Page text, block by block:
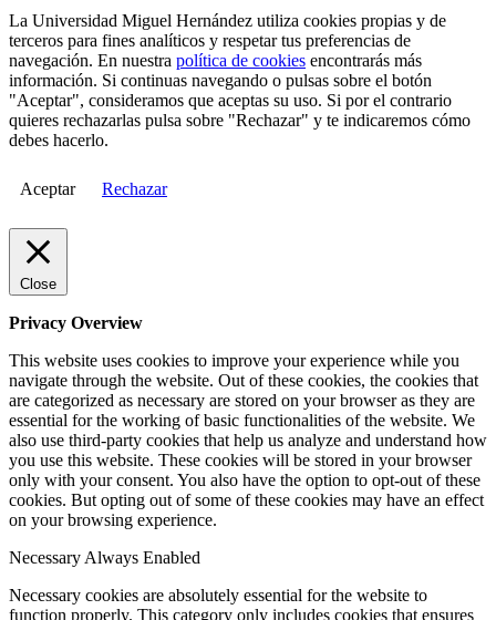
La Universidad Miguel Hernández utiliza cookies propias y de
terceros para fines analíticos y respetar tus preferencias de
navegación. En nuestra política de cookies encontrarás más
información. Si continuas navegando o pulsas sobre el botón
"Aceptar", consideramos que aceptas su uso. Si por el contrario
quieres rechazarlas pulsa sobre "Rechazar" y te indicaremos cómo
debes hacerlo.
Aceptar Rechazar
Close
Privacy Overview
This website uses cookies to improve your experience while you
navigate through the website. Out of these cookies, the cookies that
are categorized as necessary are stored on your browser as they are
essential for the working of basic functionalities of the website. We
also use third-party cookies that help us analyze and understand how
you use this website. These cookies will be stored in your browser
only with your consent. You also have the option to opt-out of these
cookies. But opting out of some of these cookies may have an effect
on your browsing experience.
Necessary Always Enabled
Necessary cookies are absolutely essential for the website to
function properly. This category only includes cookies that ensures